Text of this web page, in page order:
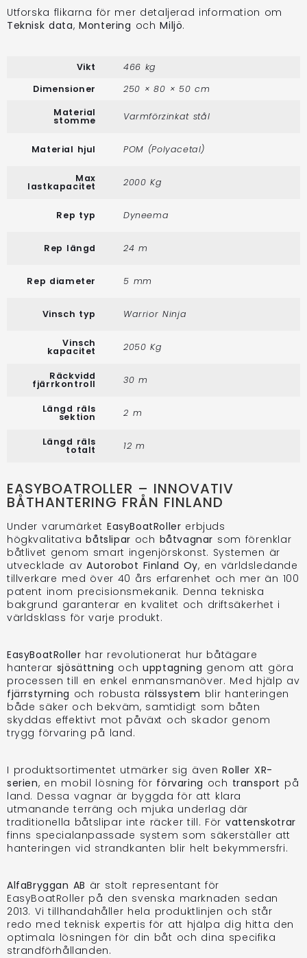
Utforska flikarna för mer detaljerad information om
Teknisk data,Montering ochMiljö.
Vikt
466 kg
Dimensioner
250 × 80 × 50 cm
Material
stomme Varmförzinkat stål
Material hjul POM (Polyacetal)
Max
lastkapacitet 2000 Kg
Rep typ Dyneema
Rep längd 24 m
Rep diameter 5 mm
Vinsch typ Warrior Ninja
Vinsch
kapacitet 2050 Kg
Räckvidd
fjärrkontroll 30 m
Längd räls
sektion 2 m
Längd räls
totalt 12 m
EASYBOATROLLER – INNOVATIV
BÅTHANTERING FRÅN FINLAND
Under varumärket EasyBoatRoller erbjuds
högkvalitativabåtslipar och båtvagnar som förenklar
båtlivet genom smart ingenjörskonst. Systemen är
utvecklade avAutorobot Finland Oy, en världsledande
tillverkare med över 40 års erfarenhet och mer än 100
patent inom precisionsmekanik. Denna tekniska
bakgrund garanterar en kvalitet och driftsäkerhet i
världsklass för varje produkt.
EasyBoatRoller har revolutionerat hur båtägare
hanterar sjösättning ochupptagning genom att göra
processen till en enkel enmansmanöver. Med hjälp av
fjärrstyrning och robusta rälssystem blir hanteringen
både säker och bekväm, samtidigt som båten
skyddas effektivt mot påväxt och skador genom
trygg förvaring på land.
I produktsortimentet utmärker sig ävenRoller XR-
serien, en mobil lösning för förvaring och transport på
land. Dessa vagnar är byggda för att klara
utmanande terräng och mjuka underlag där
traditionella båtslipar inte räcker till. Förvattenskotrar
finns specialanpassade system som säkerställer att
hanteringen vid strandkanten blir helt bekymmersfri.
AlfaBryggan AB är stolt representant för
EasyBoatRoller på den svenska marknaden sedan
2013. Vi tillhandahåller hela produktlinjen och står
redo med teknisk expertis för att hjälpa dig hitta den
optimala lösningen för din båt och dina specifika
strandförhållanden.